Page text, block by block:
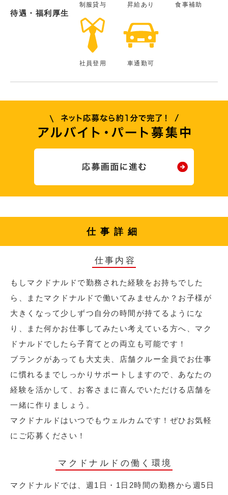
待遇・福利厚生
制服貸与 昇給あり 食事補助
社員登用 車通勤可
仕事詳細
仕事内容
もしマクドナルドで勤務された経験をお持ちでした
ら、またマクドナルドで働いてみませんか？お子様が
大きくなって少しずつ自分の時間が持てるようにな
り、また何かお仕事してみたい考えている方へ、マク
ドナルドでしたら子育てとの両立も可能です！
ブランクがあっても大丈夫、店舗クルー全員でお仕事
に慣れるまでしっかりサポートしますので、あなたの
経験を活かして、お客さまに喜んでいただける店舗を
一緒に作りましょう。
マクドナルドはいつでもウェルカムです！ぜひお気軽
にご応募ください！
マクドナルドの働く環境
マクドナルドでは、週1日・1日2時間の勤務から週5日